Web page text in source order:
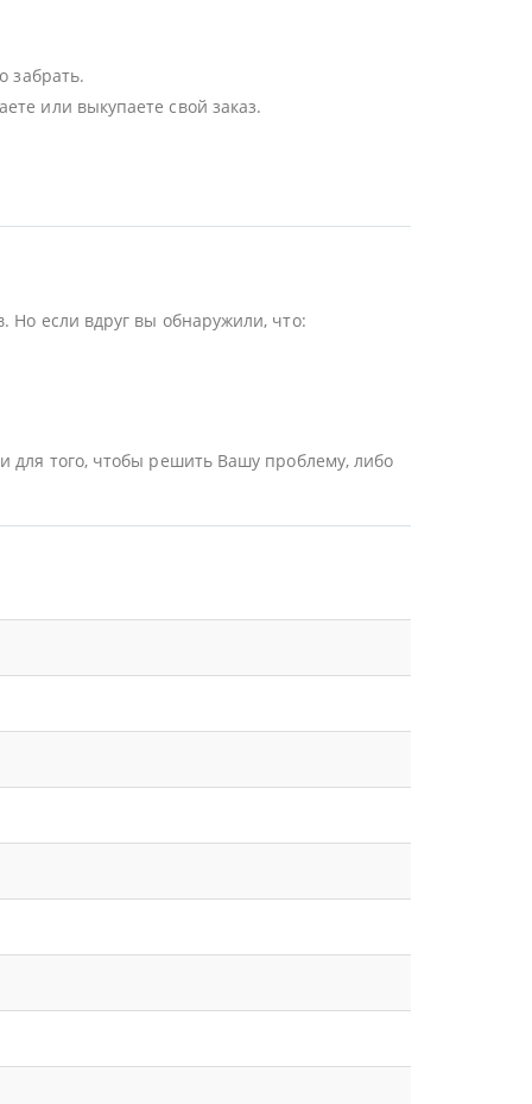
забрать.
или выкупаете свой заказ.
Но если вдруг вы обнаружили, что:
для того, чтобы решить Вашу проблему, либо